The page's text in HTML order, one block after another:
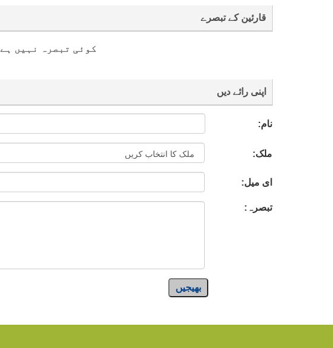
قارئین کے تبصرے
کوئی تبصرہ نہیں ہے
اپنی رائے دیں
نام:
ملک:
ای میل:
تبصرہ:
بھیجیں